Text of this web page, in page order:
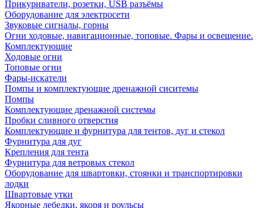
Прикуриватели, розетки, USB разъёмы
Оборудование для электросети
Звуковые сигналы, горны
Огни ходовые, навигационные, топовые. Фары и освещение.
Комплектующие
Ходовые огни
Топовые огни
Фары-искатели
Помпы и комплектующие дренажной сиситемы
Помпы
Комплектующие дренажной системы
Пробки сливного отверстия
Комплектующие и фурнитура для тентов, дуг и стекол
Фурнитура для дуг
Крепления для тента
Фурнитура для ветровых стекол
Оборудование для швартовки, стоянки и транспортировки
лодки
Швартовые утки
Якорные лебедки, якоря и роульсы